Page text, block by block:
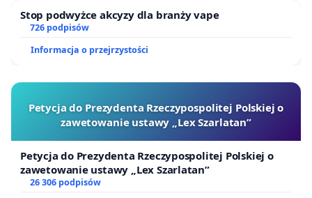
Stop podwyżce akcyzy dla branży vape
726 podpisów
Informacja o przejrzystości
Petycja do Prezydenta Rzeczypospolitej Polskiej o
zawetowanie ustawy „Lex Szarlatan”
Petycja do Prezydenta Rzeczypospolitej Polskiej o
zawetowanie ustawy „Lex Szarlatan”
26 306 podpisów